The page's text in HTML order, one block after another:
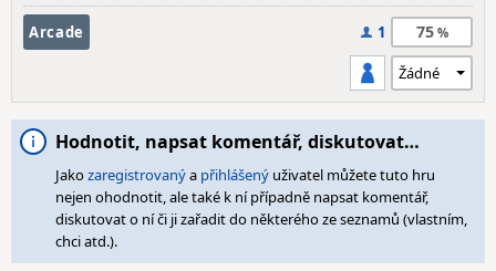
Arcade 1 75
Hodnotit, napsat komentář, diskutovat…
Jakozaregistrovanýa přihlášený uživatel můžete tuto hru
nejen ohodnotit, ale také k ní případně napsat komentář,
diskutovat o ní či ji zařadit do některého ze seznamů (vlastním,
chci atd.).